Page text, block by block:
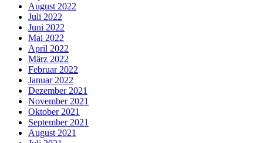
August 2022
Juli 2022
Juni 2022
Mai 2022
April 2022
März 2022
Februar 2022
Januar 2022
Dezember 2021
November 2021
Oktober 2021
September 2021
August 2021